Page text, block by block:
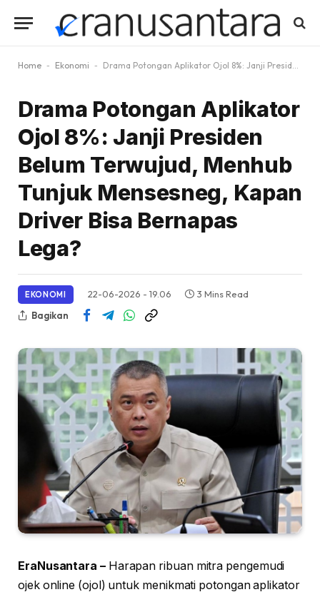
Home - Ekonomi - Drama Potongan Aplikator Ojol 8%: Janji Presiden Belum Terwujud, Menhub Tunjuk Mensesneg, Kapan Driver Bisa Bernapas Lega?
Drama Potongan Aplikator
Ojol 8%: Janji Presiden
Belum Terwujud, Menhub
Tunjuk Mensesneg, Kapan
Driver Bisa Bernapas
Lega?
EKONOMI 22-06-2026 - 19.06
3 Mins Read
Bagikan
EraNusantara –Harapan ribuan mitra pengemudi
ojek online (ojol) untuk menikmati potongan aplikator